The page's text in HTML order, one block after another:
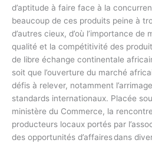
d’aptitude à faire face à la
beaucoup de ces produits peine à
d’autres cieux, d’où l’importance de
qualité et la compétitivité des
de libre échange continentale
soit que l’ouverture du marché
défis à relever, notamment
standards internationaux. Placée
ministère du Commerce, la
producteurs locaux portés par
des opportunités d’affaires dans